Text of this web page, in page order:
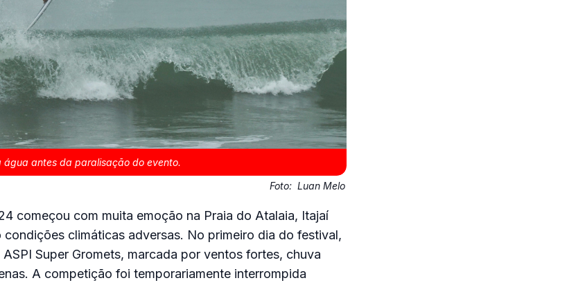
antes da paralisação do evento.
Foto: Luan Melo
começou com muita emoção na Praia do Atalaia, Itajaí
condições climáticas adversas. No primeiro dia do festival,
Super Gromets, marcada por ventos fortes, chuva
A competição foi temporariamente interrompida